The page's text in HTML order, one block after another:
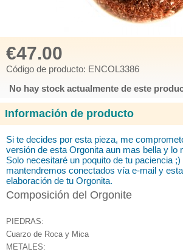
€47.00
Código de producto: ENCOL3386
No hay stock actualmente de este
Información de producto
Si te decides por esta pieza, me
versión de esta Orgonita aun mas bella y lo
Solo necesitaré un poquito de tu paciencia ;)
mantendremos conectados vía e-mail y
elaboración de tu Orgonita.
Composición del Orgonite
PIEDRAS:
Cuarzo de Roca y Mica
METALES: